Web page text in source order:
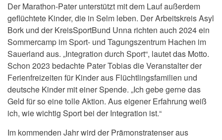
Der Marathon-Pater unterstützt mit dem Lauf außerdem
geflüchtete Kinder, die in Selm leben. Der Arbeitskreis Asyl
Bork und der KreisSportBund Unna richten auch 2024 ein
Sommercamp im Sport- und Tagungszentrum Hachen im
Sauerland aus. „Integration durch Sport“, lautet das Motto.
Schon 2023 bedachte Pater Tobias die Veranstalter der
Ferienfreizeiten für Kinder aus Flüchtlingsfamilien und
deutsche Kinder mit einer Spende. „Ich gebe gerne das
Geld für so eine tolle Aktion. Aus eigener Erfahrung weiß
ich, wie wichtig Sport bei der Integration ist.“
Im kommenden Jahr wird der Prämonstratenser aus